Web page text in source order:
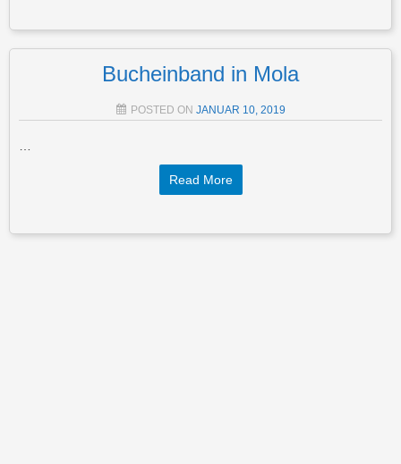
Bucheinband in Mola
POSTED ON JANUAR 10, 2019
Read More